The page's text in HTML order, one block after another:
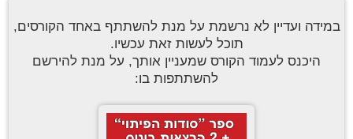
במידה ועדיין לא נרשמת על מנת להשתתף באחד הקורסים,
תוכל לעשות זאת עכשיו.
היכנס לעמוד הקורס שמעניין אותך, על מנת להירשם
להשתתפות בו: